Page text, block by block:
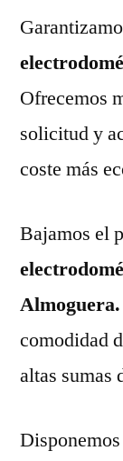
Ofrecemos
solicitud y
coste más
Bajamos el
Almoguera.
comodidad
altas sumas